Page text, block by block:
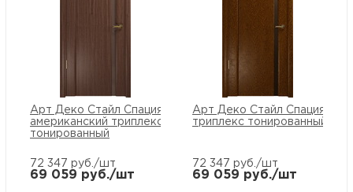
Арт Деко Стайл Спация-1 орех
американский триплекс
тонированный
72 347 руб./шт
69 059 руб./шт
Арт Деко Стайл Спация-1
триплекс тонированный
72 347 руб./шт
69 059 руб./шт